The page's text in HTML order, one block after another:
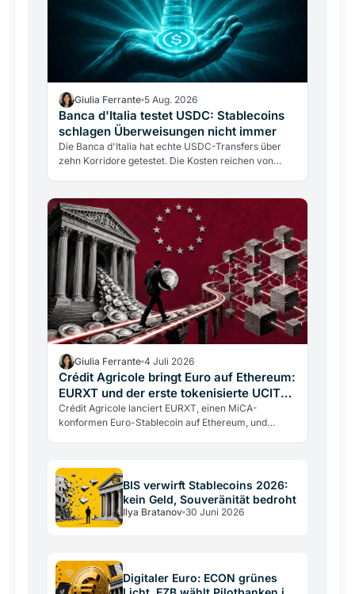
Giulia Ferrante 5 Aug. 2026
Banca d'Italia testet USDC: Stablecoins
schlagen Überweisungen nicht immer
Die Banca d'Italia hat echte USDC-Transfers über
zehn Korridore getestet. Die Kosten reichen von
Giulia Ferrante 4 Juli 2026
Crédit Agricole bringt Euro auf Ethereum:
EURXT und der erste tokenisierte UCITS-
Fonds
Crédit Agricole lanciert EURXT, einen MiCA-
konformen Euro-Stablecoin auf Ethereum, und
BIS verwirft Stablecoins 2026:
kein Geld, Souveränität bedroht
Ilya Bratanov 30 Juni 2026
Digitaler Euro: ECON grünes